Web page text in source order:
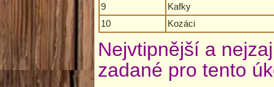
9
Kafky
10
Kozáci
Nejvtipnější a
zadané pro tento